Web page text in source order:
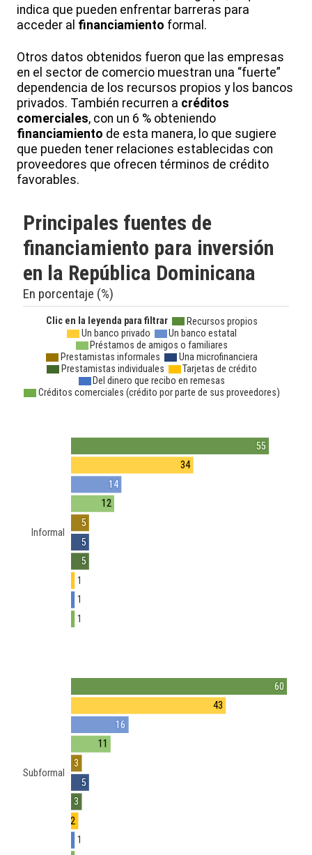
indica que pueden enfrentar barreras para
acceder al financiamiento formal.
Otros datos obtenidos fueron que las empresas
en el sector de comercio muestran una “fuerte”
dependencia de los recursos propios y los bancos
privados. También recurren a créditos
comerciales, con un 6 % obteniendo
financiamiento de esta manera, lo que sugiere
que pueden tener relaciones establecidas con
proveedores que ofrecen términos de crédito
favorables.